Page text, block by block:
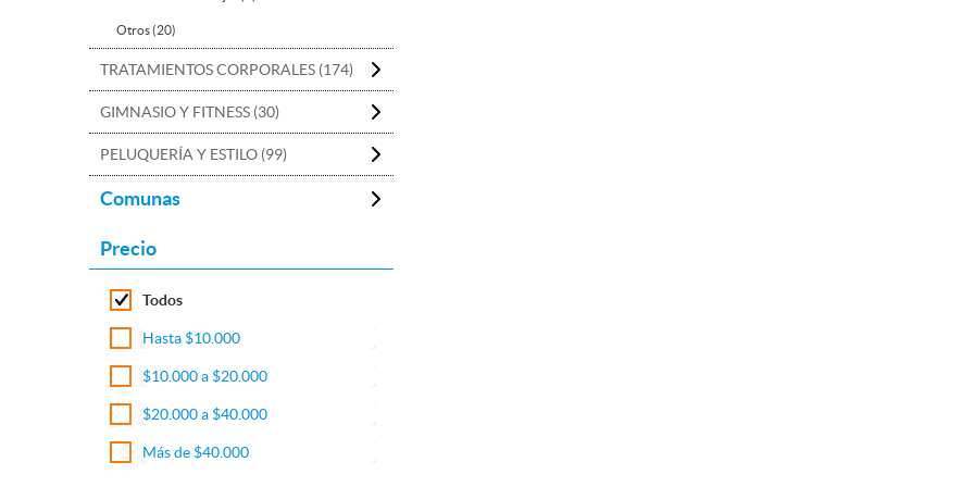
Otros (20)
TRATAMIENTOS CORPORALES (174)
GIMNASIO Y FITNESS (30)
PELUQUERÍA Y ESTILO (99)
Comunas
Precio
Todos
Hasta $10.000
$10.000 a $20.000
$20.000 a $40.000
Más de $40.000